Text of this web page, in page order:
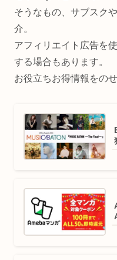
そうなもの、サブスク
介。
アフィリエイト広告を
する場合もあります。
お役立ちお得情報をのせ